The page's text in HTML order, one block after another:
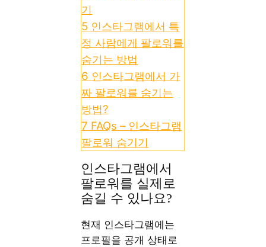
기
5 인스타그램에서 특
정 사람에게 팔로워를
숨기는 방법
6 인스타그램에서 가
짜 팔로워를 숨기는
방법?
7 FAQs – 인스타그램
팔로워 숨기기
인스타그램에서
팔로워를 실제로
숨길 수 있나요?
현재 인스타그램에는
프로필을 공개 상태로